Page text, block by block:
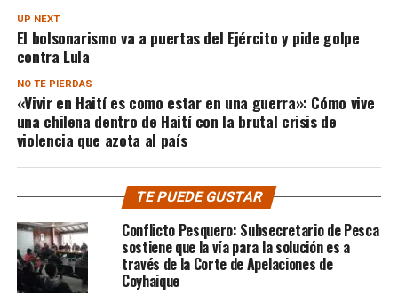
UP NEXT
El bolsonarismo va a puertas del Ejército y pide golpe
contra Lula
NO TE PIERDAS
«Vivir en Haití es como estar en una guerra»: Cómo vive
una chilena dentro de Haití con la brutal crisis de
violencia que azota al país
TE PUEDE GUSTAR
Conflicto Pesquero: Subsecretario de Pesca
sostiene que la vía para la solución es a
través de la Corte de Apelaciones de
Coyhaique